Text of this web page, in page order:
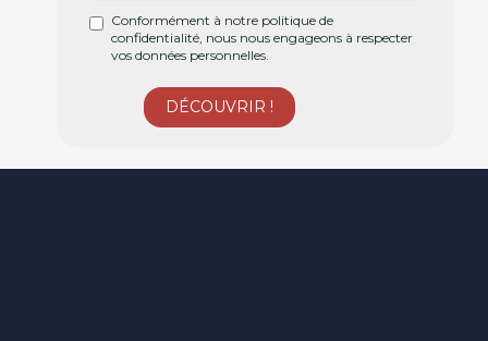
Conformément à notre politique de
confidentialité, nous nous engageons à respecter
vos données personnelles.